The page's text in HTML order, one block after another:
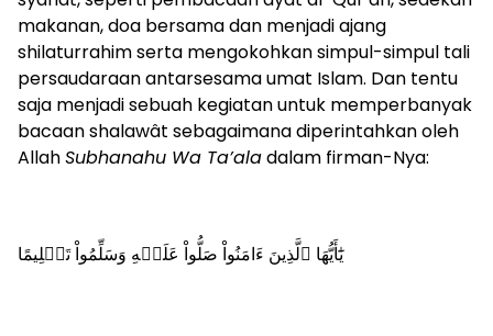
makanan, doa bersama dan menjadi ajang
shilaturrahim serta mengokohkan simpul-simpul tali
persaudaraan antarsesama umat Islam. Dan tentu
saja menjadi sebuah kegiatan untuk memperbanyak
bacaan shalawât sebagaimana diperintahkan oleh
AllahSubhanahu Wa Ta’aladalam firman-Nya:
يَٰٓأَيُّهَا ٱلَّذِينَ ءَامَنُواْ صَلُّواْ عَلَيۡهِ وَسَلِّمُواْ تَسۡلِيمًا